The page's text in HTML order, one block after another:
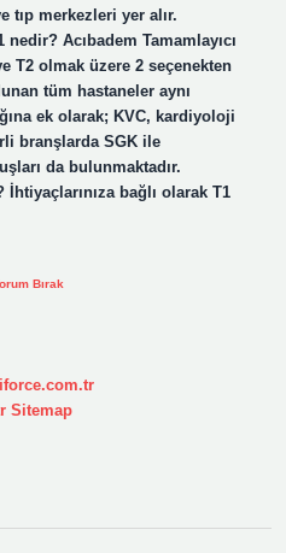
tıp merkezleri yer alır.
Acıbadem Tamamlayıcı
T2 olmak üzere 2 seçenekten
tüm hastaneler aynı
ek olarak; KVC, kardiyoloji
branşlarda SGK ile
da bulunmaktadır.
bağlı olarak T1
Bırak
Sitemap